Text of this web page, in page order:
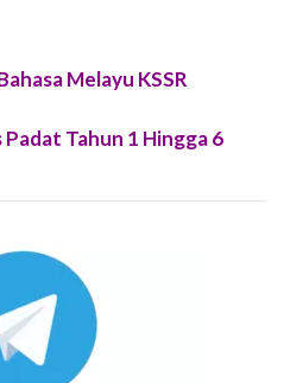
Melayu KSSR
Tahun 1 Hingga 6